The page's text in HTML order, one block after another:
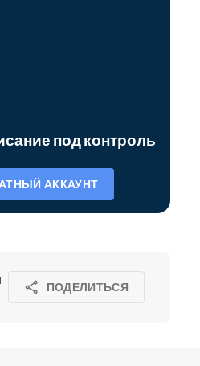
под контроль
АККАУНТ
ПОДЕЛИТЬСЯ